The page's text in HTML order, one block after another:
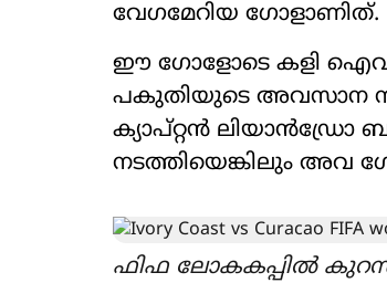
വേഗമേറിയ ഗോളാണിത്.
ഈ ഗോളോടെ കളി ഐവറി
പകുതിയുടെ അവസാന
ക്യാപ്റ്റൻ ലിയാൻഡ്രോ
നടത്തിയെങ്കിലും അവ
ഫിഫ ലോകകപ്പിൽ